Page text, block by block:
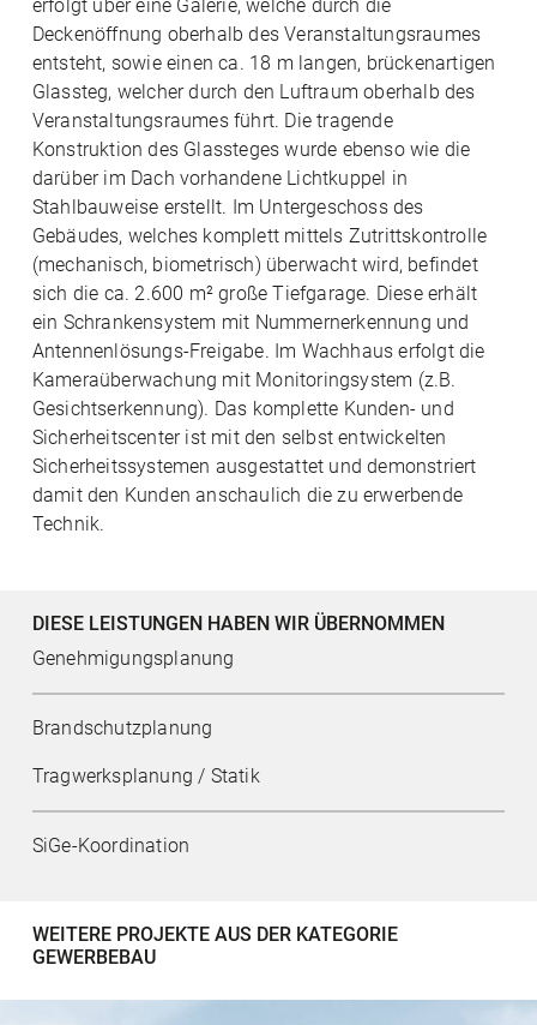
erfolgt über eine Galerie, welche durch die
Deckenöffnung oberhalb des Veranstaltungsraumes
entsteht, sowie einen ca. 18 m langen, brückenartigen
Glassteg, welcher durch den Luftraum oberhalb des
Veranstaltungsraumes führt. Die tragende
Konstruktion des Glassteges wurde ebenso wie die
darüber im Dach vorhandene Lichtkuppel in
Stahlbauweise erstellt. Im Untergeschoss des
Gebäudes, welches komplett mittels Zutrittskontrolle
(mechanisch, biometrisch) überwacht wird, befindet
sich die ca. 2.600 m² große Tiefgarage. Diese erhält
ein Schrankensystem mit Nummernerkennung und
Antennenlösungs-Freigabe. Im Wachhaus erfolgt die
Kameraüberwachung mit Monitoringsystem (z.B.
Gesichtserkennung). Das komplette Kunden- und
Sicherheitscenter ist mit den selbst entwickelten
Sicherheitssystemen ausgestattet und demonstriert
damit den Kunden anschaulich die zu erwerbende
Technik.
DIESE LEISTUNGEN HABEN WIR ÜBERNOMMEN
Genehmigungsplanung
Brandschutzplanung
Tragwerksplanung / Statik
SiGe-Koordination
WEITERE PROJEKTE AUS DER KATEGORIE
GEWERBEBAU